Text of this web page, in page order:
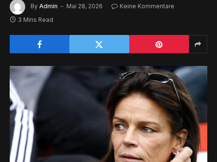
By Admin Mai 28, 2026
Keine Kommentare
3 Mins Read